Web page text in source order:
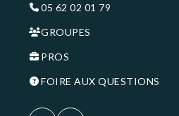
05 62 02 01 79
GROUPES
PROS
FOIRE AUX QUESTIONS